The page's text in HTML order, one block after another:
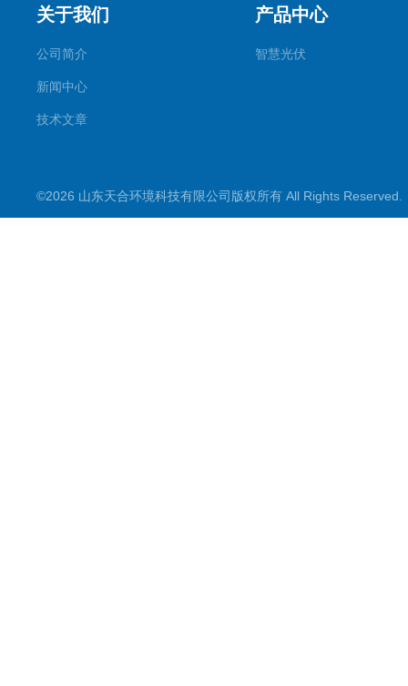
关于我们
公司简介
新闻中心
技术文章
产品中心
智慧光伏
©2026 山东天合环境科技有限公司版权所有 All Rights